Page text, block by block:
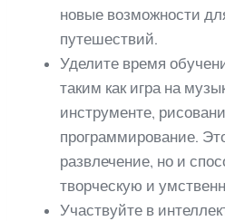
новые возможности
путешествий.
Уделите время
таким как игра на
инструменте,
программирование.
развлечение, но и
творческую и
Участвуйте в